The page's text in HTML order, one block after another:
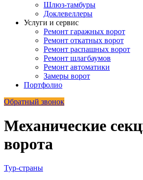
Шлюз-тамбуры
Доклевеллеры
Услуги и сервис
Ремонт гаражных ворот
Ремонт откатных ворот
Ремонт распашных ворот
Ремонт шлагбаумов
Ремонт автоматики
Замеры ворот
Портфолио
Обратный звонок
Механические
ворота
Тур-страны